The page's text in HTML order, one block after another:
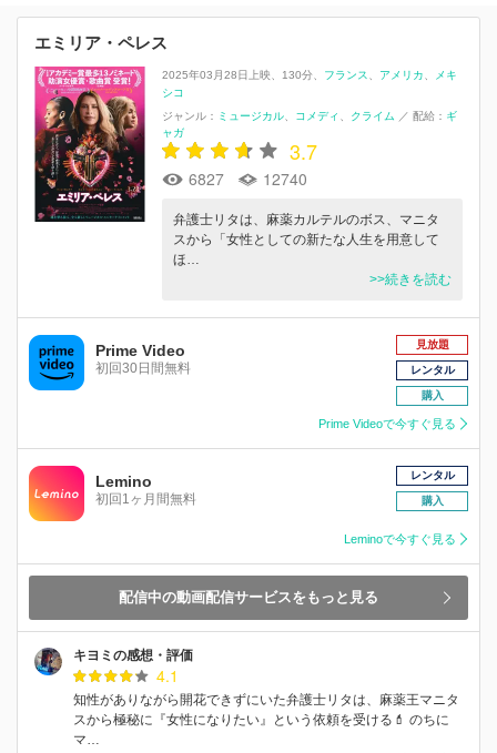
エミリア・ペレス
2025年03月28日上映 130分 フランス アメリカ
メキ
シコ
ジャンル： ミュージカル コメディ クライム ／ 配給： ギ
ャガ
3.7
6827 12740
弁護士リタは、麻薬カルテルのボス、マニタ
スから「女性としての新たな人生を用意して
ほ…
>>続きを読む
Prime Video
初回30日間無料
見放題
レンタル
購入
Prime Videoで今すぐ見る
Lemino
初回1ヶ月間無料
レンタル
購入
Leminoで今すぐ見る
配信中の動画配信サービスをもっと見る
キヨミの感想・評価
4.1
知性がありながら開花できずにいた弁護士リタは、麻薬王マニタ
スから極秘に『女性になりたい』という依頼を受ける💄 のちに
マ…